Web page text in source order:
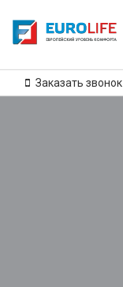
Заказать звонок
Почитай
подпишись